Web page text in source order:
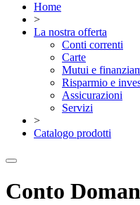
Home
>
La nostra offerta
Conti correnti
Carte
Mutui e
Risparmio e
Assicurazioni
Servizi
>
Catalogo prodotti
Conto